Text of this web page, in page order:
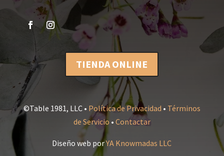
TIENDA ONLINE
©Table 1981, LLC • Política de Privacidad • Términos
de Servicio • Contactar
Diseño web porYA Knowmadas LLC